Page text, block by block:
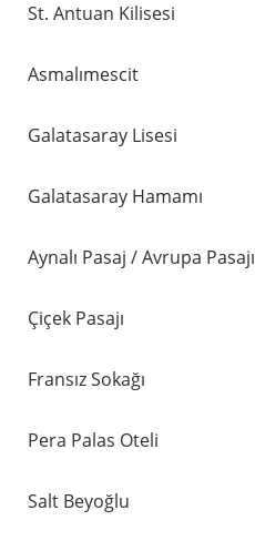
St. Antuan Kilisesi
Asmalımescit
Galatasaray Lisesi
Galatasaray Hamamı
Aynalı Pasaj / Avrupa Pasajı
Çiçek Pasajı
Fransız Sokağı
Pera Palas Oteli
Salt Beyoğlu